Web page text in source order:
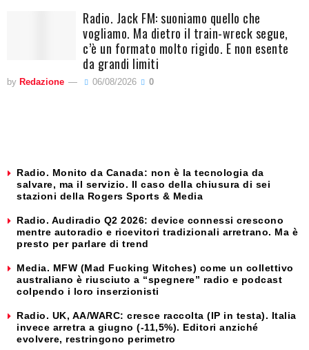
Radio. Jack FM: suoniamo quello che
vogliamo. Ma dietro il train-wreck segue,
c’è un formato molto rigido. E non esente
da grandi limiti
by Redazione 06/08/2026 0
Radio. Monito da Canada: non è la tecnologia da
salvare, ma il servizio. Il caso della chiusura di sei
stazioni della Rogers Sports & Media
Radio. Audiradio Q2 2026: device connessi crescono
mentre autoradio e ricevitori tradizionali arretrano. Ma è
presto per parlare di trend
Media. MFW (Mad Fucking Witches) come un collettivo
australiano è riusciuto a “spegnere” radio e podcast
colpendo i loro inserzionisti
Radio. UK, AA/WARC: cresce raccolta (IP in testa). Italia
invece arretra a giugno (-11,5%). Editori anziché
evolvere, restringono perimetro